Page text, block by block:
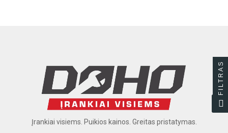
Įrankiai visiems. Puikios kainos. Greitas pristatymas.
FILTRAS